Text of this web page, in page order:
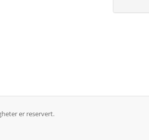
er reservert.